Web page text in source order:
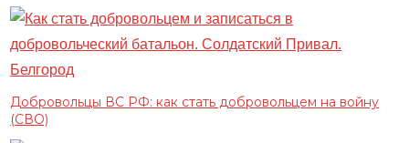
Добровольцы ВС РФ: как стать добровольцем на войну
(СВО)